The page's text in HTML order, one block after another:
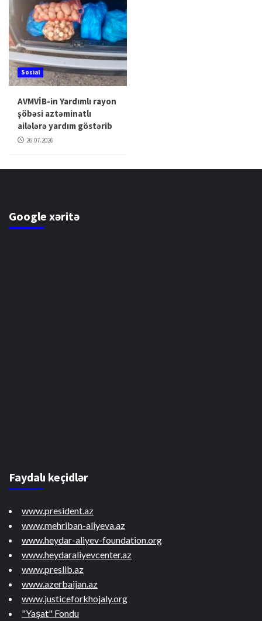
Sosial
AVMVİB-in Yardımlı rayon
şöbəsi aztəminatlı
ailələrə yardım göstərib
26.07.2026
Google xəritə
Faydalı keçidlər
www.president.az
www.mehriban-aliyeva.az
www.heydar-aliyev-foundation.org
www.heydaraliyevcenter.az
www.preslib.az
www.azerbaijan.az
www.justiceforkhojaly.org
"Yaşat" Fondu